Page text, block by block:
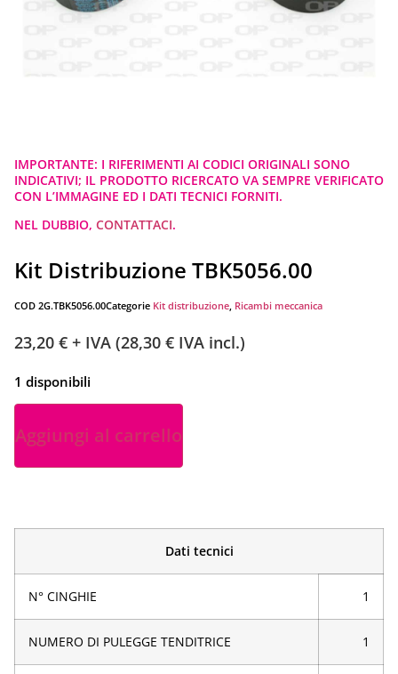
IMPORTANTE: I RIFERIMENTI AI CODICI ORIGINALI SONO
INDICATIVI; IL PRODOTTO RICERCATO VA SEMPRE VERIFICATO
CON L’IMMAGINE ED I DATI TECNICI FORNITI.
NEL DUBBIO, CONTATTACI.
Kit Distribuzione TBK5056.00
COD 2G.TBK5056.00Categorie Kit distribuzione, Ricambi meccanica
23,20 € + IVA (28,30 € IVA incl.)
1 disponibili
Aggiungi al carrello
Dati tecnici
N° CINGHIE 1
NUMERO DI PULEGGE TENDITRICE 1